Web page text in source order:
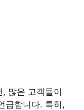
많은 고객들이
급합니다. 특히,